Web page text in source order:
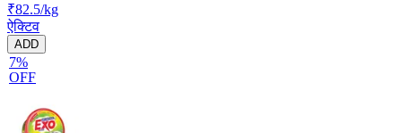
₹82.5/kg
ऐक्टिव
ADD
7%
OFF